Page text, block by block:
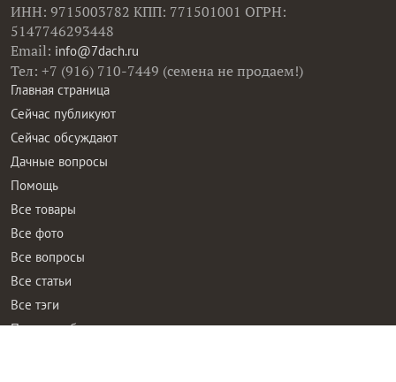
ИНН: 9715003782 КПП: 771501001 ОГРН:
5147746293448
Email: info@7dach.ru
Тел: +7 (916) 710-7449 (семена не продаем!)
Главная страница
Сейчас публикуют
Сейчас обсуждают
Дачные вопросы
Помощь
Все товары
Все фото
Все вопросы
Все статьи
Все тэги
Правила общения